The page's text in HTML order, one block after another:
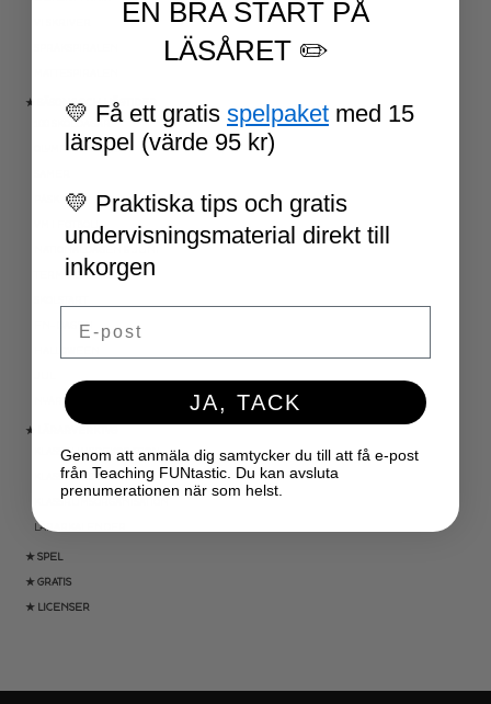
★ SÄSONG OCH HÖGTIDER
100 SKOLDAGAR
OLYMPISKA SPELEN
VM I FOTBOLL
TERMINSAVSLUT
FN-DAGEN
★ LÄRARVERKTYG
KLASSRUMSDEKORATION
KLASSRUMSLEDARSKAP
KLASSRUMSORGANISATION
LÄRARKALENDER
★ SPEL
★ GRATIS
★ LICENSER
EN BRA START PÅ
LÄSÅRET ✏️
💛 Få ett gratis spelpaket med 15
lärspel (värde 95 kr)
💛 Praktiska tips och gratis
undervisningsmaterial direkt till
inkorgen
JA, TACK
Genom att anmäla dig samtycker du till att få e-post
från Teaching FUNtastic. Du kan avsluta
prenumerationen när som helst.